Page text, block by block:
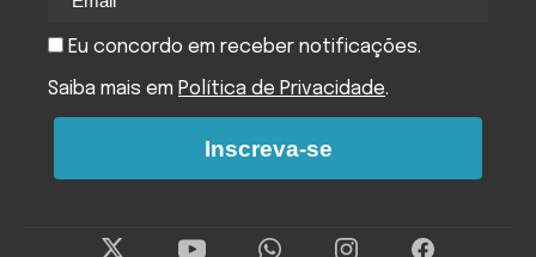
Eu concordo em receber notificações.
Saiba mais em Política de Privacidade.
Inscreva-se